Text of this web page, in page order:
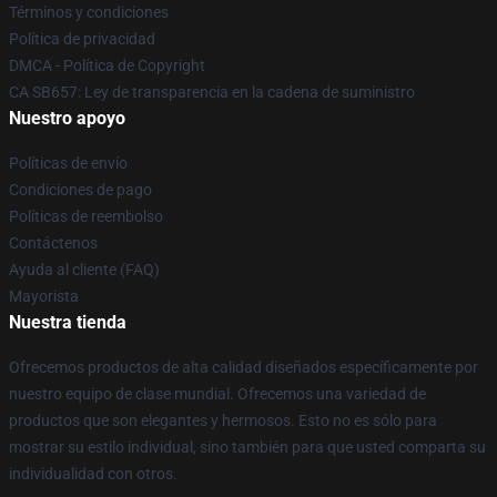
Términos y condiciones
Política de privacidad
DMCA - Política de Copyright
CA SB657: Ley de transparencia en la cadena de suministro
Nuestro apoyo
Políticas de envío
Condiciones de pago
Políticas de reembolso
Contáctenos
Ayuda al cliente (FAQ)
Mayorista
Nuestra tienda
Ofrecemos productos de alta calidad diseñados específicamente por
nuestro equipo de clase mundial. Ofrecemos una variedad de
productos que son elegantes y hermosos. Esto no es sólo para
mostrar su estilo individual, sino también para que usted comparta su
individualidad con otros.